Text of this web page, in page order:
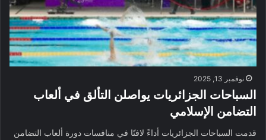
نوفمبر 13, 2025
السباحات الجزائريات يواصلن التألق في ألعاب
التضامن الإسلامي
قدمت السباحات الجزائريات أداءً لافتًا في منافسات دورة ألعاب التضامن